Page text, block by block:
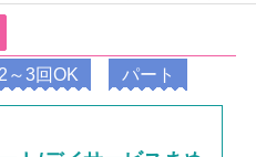
～3回OK パート